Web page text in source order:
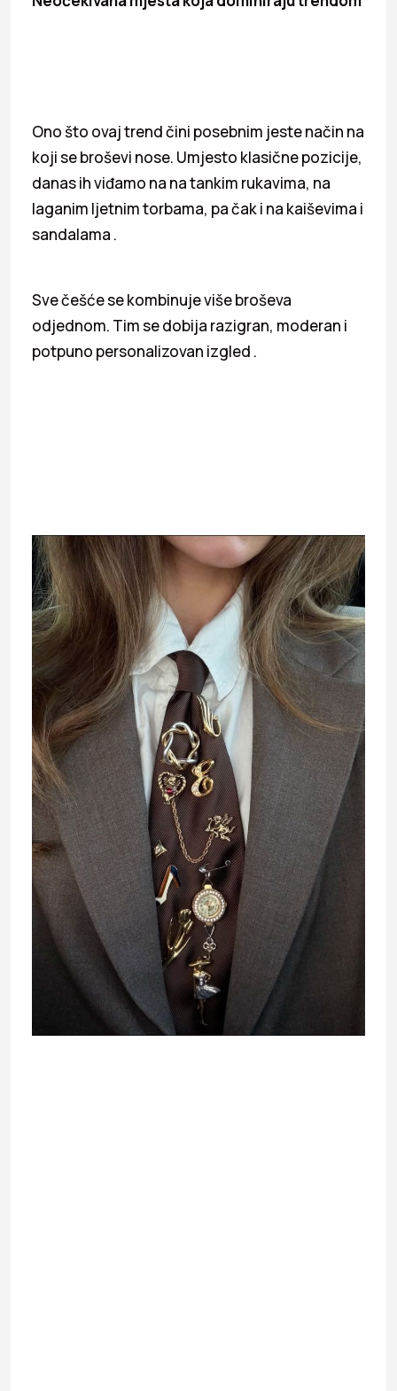
Ono što ovaj trend čini posebnim jeste način na
koji se broševi nose. Umjesto klasične pozicije,
danas ih viđamo na na tankim rukavima, na
laganim ljetnim torbama, pa čak i na kaiševima i
sandalama .
Sve češće se kombinuje više broševa
odjednom. Tim se dobija razigran, moderan i
potpuno personalizovan izgled .